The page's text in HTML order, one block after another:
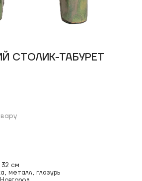
СТОЛИК-ТАБУРЕТ
32 см
металл, глазурь